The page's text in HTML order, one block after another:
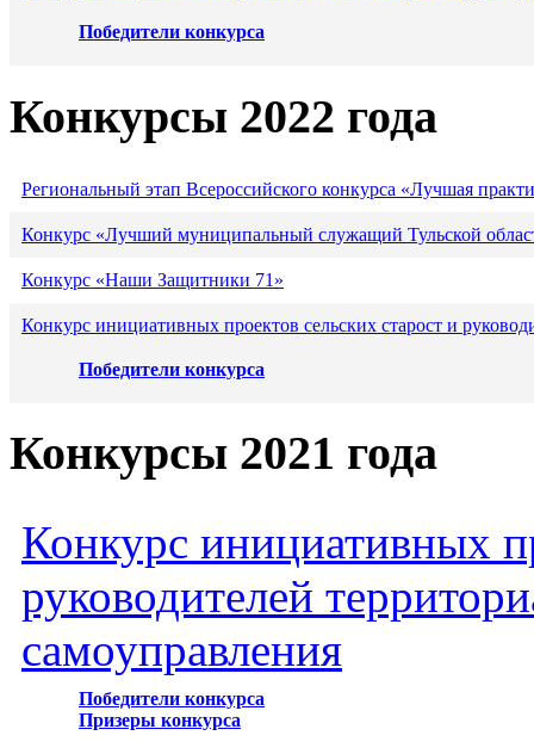
Победители конкурса
Конкурсы 2022 года
Региональный этап Всероссийского конкурса «Лучшая
Конкурс «Лучший муниципальный служащий Тульской
Конкурс «Наши Защитники 71»
Конкурс инициативных проектов сельских старост и
Победители конкурса
Конкурсы 2021 года
Конкурс инициативных
руководителей
самоуправления
Победители конкурса
Призеры конкурса